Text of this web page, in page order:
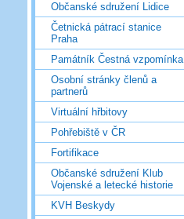
Občanské sdružení Lidice
Četnická pátrací stanice
Praha
Památník Čestná vzpomínka
Osobní stránky členů a
partnerů
Virtuální hřbitovy
Pohřebiště v ČR
Fortifikace
Občanské sdružení Klub
Vojenské a letecké historie
KVH Beskydy